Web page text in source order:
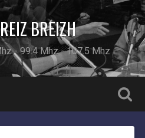
BREIZH
- 99.4 Mhz - 107.5 Mhz